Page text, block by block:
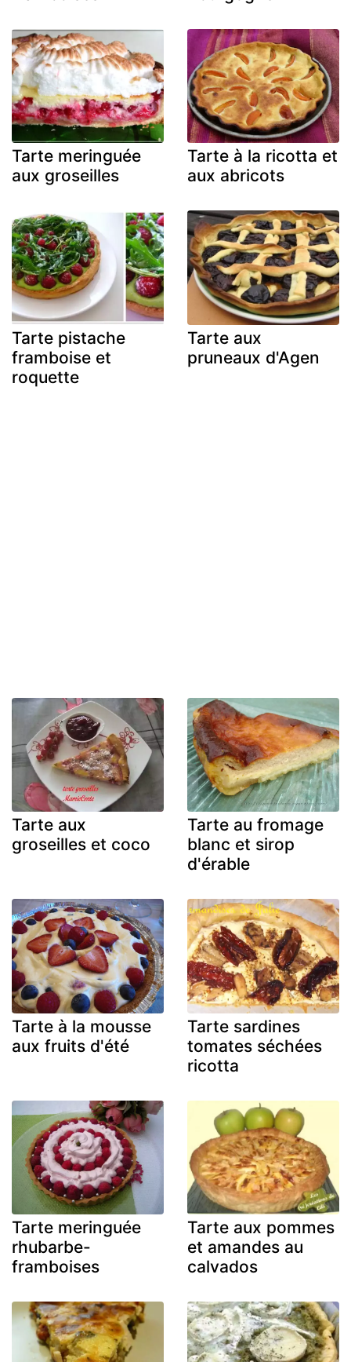
Tarte meringuée
aux groseilles
Tarte à la ricotta et
aux abricots
Tarte pistache
framboise et
roquette
Tarte aux
pruneaux d'Agen
Tarte aux
groseilles et coco
Tarte au fromage
blanc et sirop
d'érable
Tarte à la mousse
aux fruits d'été
Tarte sardines
tomates séchées
ricotta
Tarte meringuée
rhubarbe-
framboises
Tarte aux pommes
et amandes au
calvados